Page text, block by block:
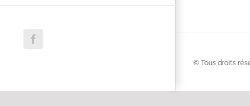
Facebook
© Tous droits